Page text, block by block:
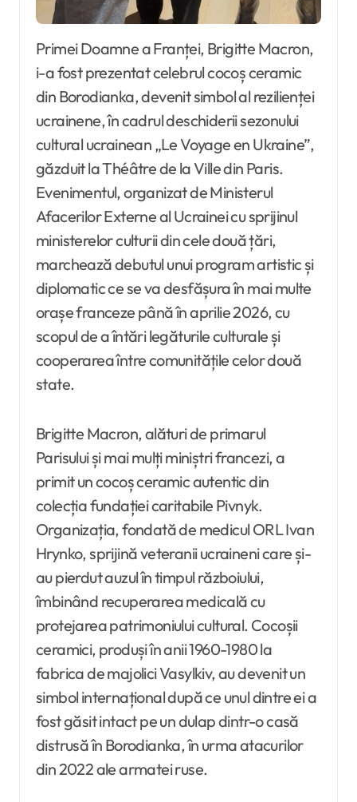
Primei Doamne a Franței, Brigitte Macron,
i-a fost prezentat celebrul cocoș ceramic
din Borodianka, devenit simbol al rezilienței
ucrainene, în cadrul deschiderii sezonului
cultural ucrainean „Le Voyage en Ukraine”,
găzduit la Théâtre de la Ville din Paris.
Evenimentul, organizat de Ministerul
Afacerilor Externe al Ucrainei cu sprijinul
ministerelor culturii din cele două țări,
marchează debutul unui program artistic și
diplomatic ce se va desfășura în mai multe
orașe franceze până în aprilie 2026, cu
scopul de a întări legăturile culturale și
cooperarea între comunitățile celor două
state.
Brigitte Macron, alături de primarul
Parisului și mai mulți miniștri francezi, a
primit un cocoș ceramic autentic din
colecția fundației caritabile Pivnyk.
Organizația, fondată de medicul ORL Ivan
Hrynko, sprijină veteranii ucraineni care și-
au pierdut auzul în timpul războiului,
îmbinând recuperarea medicală cu
protejarea patrimoniului cultural. Cocoșii
ceramici, produși în anii 1960-1980 la
fabrica de majolici Vasylkiv, au devenit un
simbol internațional după ce unul dintre ei a
fost găsit intact pe un dulap dintr-o casă
distrusă în Borodianka, în urma atacurilor
din 2022 ale armatei ruse.